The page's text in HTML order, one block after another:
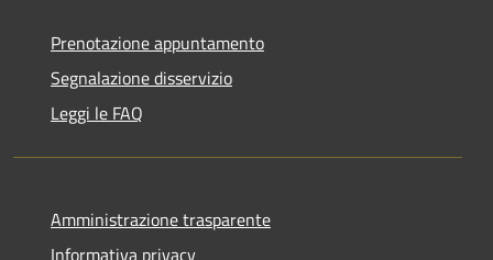
Prenotazione appuntamento
Segnalazione disservizio
Leggi le FAQ
Amministrazione trasparente
Informativa privacy